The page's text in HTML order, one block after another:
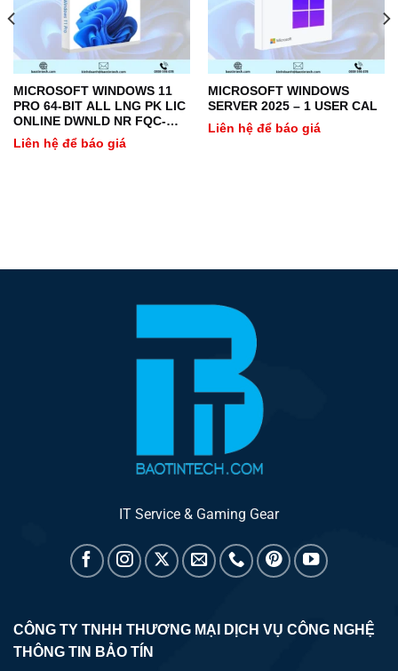
MICROSOFT WINDOWS 11
PRO 64-BIT ALL LNG PK LIC
ONLINE DWNLD NR FQC-
10572 – KEY ĐIỆN TỬ
Liên hệ để báo giá
MICROSOFT WINDOWS
SERVER 2025 – 1 USER CAL
Liên hệ để báo giá
IT Service & Gaming Gear
CÔNG TY TNHH THƯƠNG MẠI DỊCH VỤ CÔNG NGHỆ
THÔNG TIN BẢO TÍN